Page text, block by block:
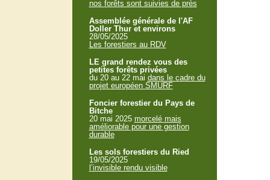
nos forêts sont suivies de près
Assemblée générale de l'AF
Doller Thur et environs
28/05/2025
Les forestiers au RDV
LE grand rendez vous des
petites forêts privées
du 20 au 22 mai dans le cadre du
projet européen SMURF
Foncier forestier du Pays de
Bitche
20 mai 2025 morcelé mais
améliorable pour une gestion
durable
Les sols forestiers du Ried
19/05/2025
l’invisible rendu visible